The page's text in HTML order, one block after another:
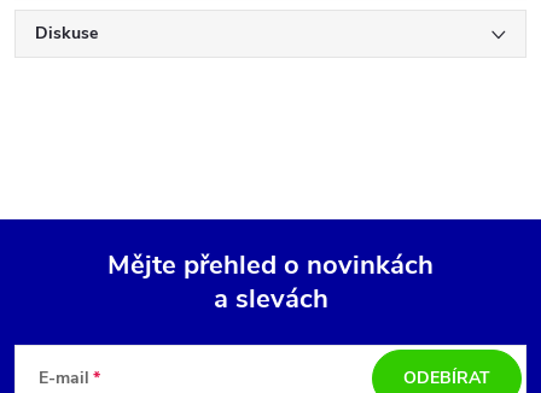
Diskuse
Mějte přehled o novinkách
a slevách
E-mail ODEBÍRAT